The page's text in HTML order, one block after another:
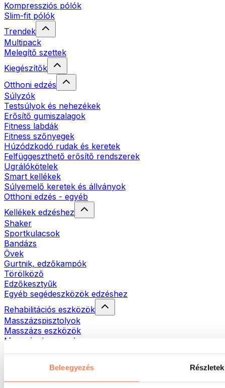
Beleegyezés Részletek
Kompressziós pólók
Slim-fit pólók
Trendek
Multipack
Melegítő szettek
Kiegészítők
Otthoni edzés
Súlyzók
Testsúlyok és nehezékek
Erősítő gumiszalagok
Fitness labdák
Fitness szőnyegek
Húzódzkodó rudak és keretek
Felfüggeszthető erősítő rendszerek
Ugrálókötelek
Smart kellékek
Súlyemelő keretek és állványok
Otthoni edzés - egyéb
Kellékek edzéshez
Shaker
Sportkulacsok
Bandázs
Övek
Gurtnik, edzőkampók
Törölköző
Edzőkesztyűk
Egyéb segédeszközök edzéshez
Rehabilitációs eszközök
Masszázspisztolyok
Masszázs eszközök
Masszázshengerek
Táskák & hátizsákok